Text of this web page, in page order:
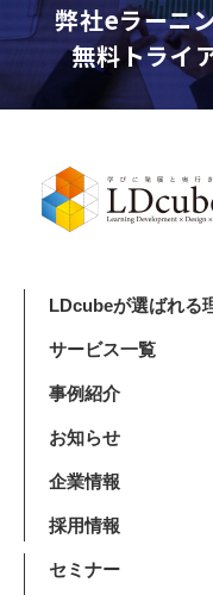
弊社eラーニ
無料トライ
LDcubeが選ばれる
サービス一覧
事例紹介
お知らせ
企業情報
採用情報
セミナー